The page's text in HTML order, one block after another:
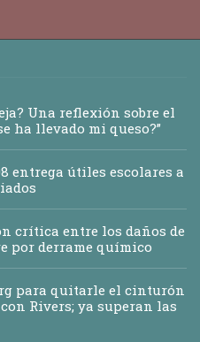
Una reflexión sobre el
ha llevado mi queso?”
entrega útiles escolares a
crítica entre los daños de
por derrame químico
para quitarle el cinturón
Rivers; ya superan las